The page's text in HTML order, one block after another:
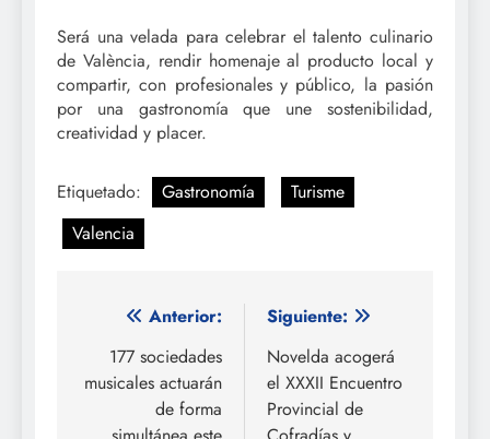
Será una velada para celebrar el talento culinario
de València, rendir homenaje al producto local y
compartir, con profesionales y público, la pasión
por una gastronomía que une sostenibilidad,
creatividad y placer.
Etiquetado: Gastronomía
Turisme
Valencia
Navegación
entradas
Anterior:
177 sociedades
musicales actuarán
de forma
Siguiente:
Novelda acogerá
el XXXII Encuentro
Provincial de